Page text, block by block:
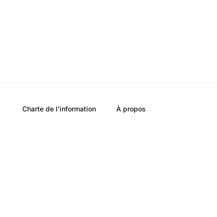
Charte de l’information À propos